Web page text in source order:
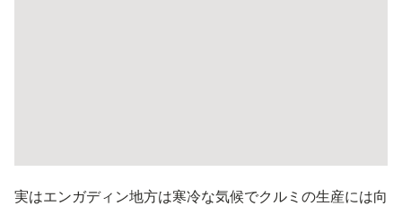
実はエンガディン地方は寒冷な気候でクルミの生産には向